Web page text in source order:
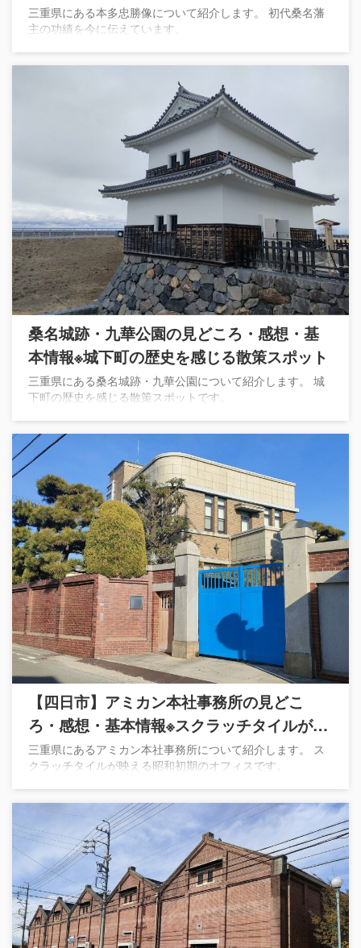
三重県にある本多忠勝像について紹介します。 初代桑名藩
主の功績を今に伝えています。
桑名城跡・九華公園の見どころ・感想・基
本情報※城下町の歴史を感じる散策スポット
三重県にある桑名城跡・九華公園について紹介します。 城
下町の歴史を感じる散策スポットです。
【四日市】アミカン本社事務所の見どこ
ろ・感想・基本情報※スクラッチタイルが映
える昭和初期のオフィス
三重県にあるアミカン本社事務所について紹介します。 ス
クラッチタイルが映える昭和初期のオフィスです。